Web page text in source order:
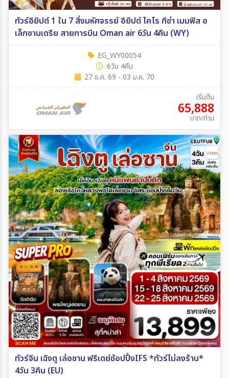
ทัวร์อียิปต์ 1 ใน 7 สิ่งมหัศจรรย์ อียิปต์ ไคโร กีซ่า เมมฟิส อ
เล็กซานเดรีย สายการบิน Oman air 6วัน 4คืน (WY)
EG_WY00054
6วัน 4คืน
27 ธ.ค. 69 - 03 ม.ค. 70
เริ่มต้น
65,888
บาท/ท่าน
ทัวร์จีน เฉิงตู เล่อซาน ฟรีเดย์ช้อปปิ้งIFS *ทัวร์ไม่ลงร้าน*
4วัน 3คืน (EU)